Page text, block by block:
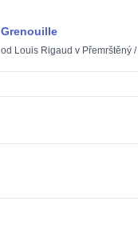
Grenouille
od Louis Rigaud v Přemrštěný/